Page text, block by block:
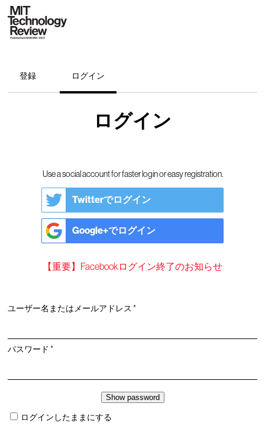
登録 ログイン
ログイン
Use a social account for faster login or easy registration.
Twitterでログイン
Google+でログイン
【重要】Facebookログイン終了のお知らせ
ユーザー名またはメールアドレス*必
パスワード*必
ログインしたままにする